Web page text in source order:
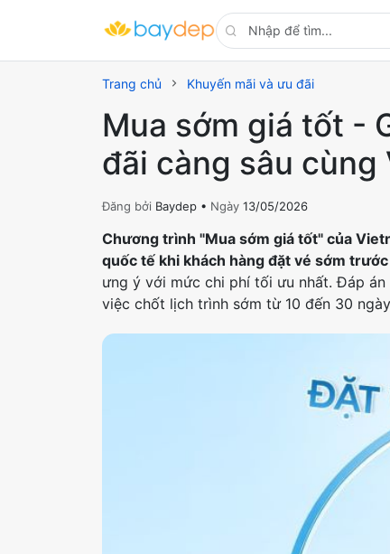
Trang chủ Khuyến mãi và ưu đãi
Mua sớm giá tốt -
đãi càng sâu
Đăng bởi Baydep • Ngày13/05/2026
Chương trình "Mua sớm giá tốt" của
quốc tế khi khách hàng đặt vé sớm
ưng ý với mức chi phí tối ưu nhất. Đáp
việc chốt lịch trình sớm từ 10 đến 30